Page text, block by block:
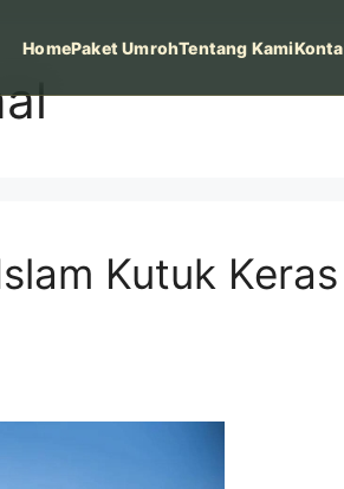
HomePaket UmrohTentang Kami
Kutuk